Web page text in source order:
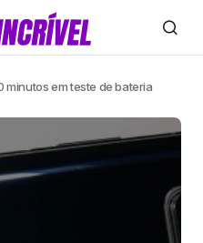
minutos em teste de bateria